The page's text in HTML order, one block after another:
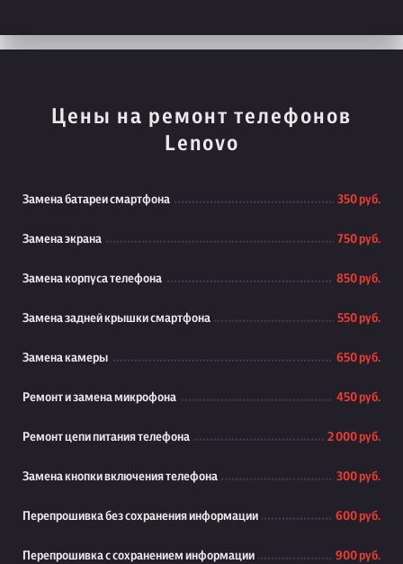
Цены на ремонт телефонов
Lenovo
Замена батареи смартфона 350 руб.
Замена экрана 750 руб.
Замена корпуса телефона 850 руб.
Замена задней крышки смартфона 550 руб.
Замена камеры 650 руб.
Ремонт и замена микрофона 450 руб.
Ремонт цепи питания телефона 2 000 руб.
Замена кнопки включения телефона 300 руб.
Перепрошивка без сохранения информации 600 руб.
Перепрошивка с сохранением информации 900 руб.